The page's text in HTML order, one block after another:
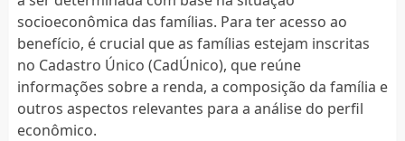
socioeconômica das famílias. Para ter acesso ao
benefício, é crucial que as famílias estejam inscritas
no Cadastro Único (CadÚnico), que reúne
informações sobre a renda, a composição da família e
outros aspectos relevantes para a análise do perfil
econômico.